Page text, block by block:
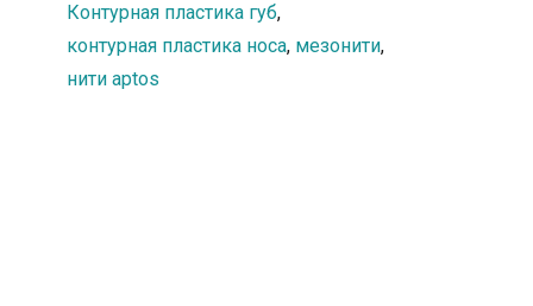
Контурная пластика губ,
контурная пластика носа, мезонити,
нити aptos